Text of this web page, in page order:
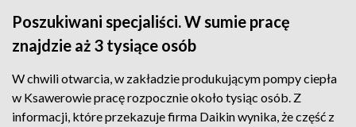
Poszukiwani specjaliści. W sumie pracę
znajdzie aż 3 tysiące osób
W chwili otwarcia, w zakładzie produkującym pompy ciepła
w Ksawerowie pracę rozpocznie około tysiąc osób. Z
informacji, które przekazuje firma Daikin wynika, że część z